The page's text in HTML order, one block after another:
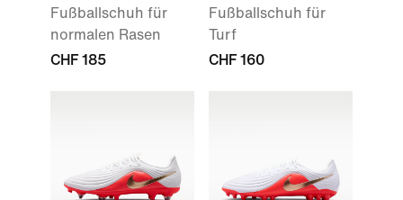
Fußballschuh für
normalen Rasen
CHF 185
Fußballschuh für
Turf
CHF 160